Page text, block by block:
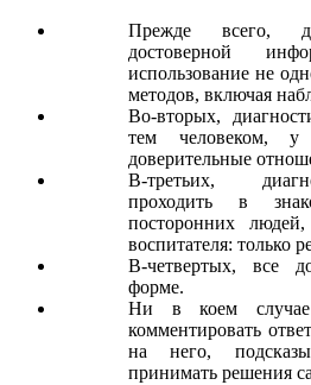
Прежде всего,
достоверной
использование не
методов, включая
Во-вторых,
тем человеком, у
доверительные
В-третьих,
проходить в
посторонних
воспитателя: только
В-четвертых, все
форме.
Ни в коем
комментировать
на него,
принимать решения